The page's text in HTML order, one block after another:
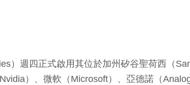
）週四正式啟用其位於加州矽谷聖荷西（
）、微軟（Microsoft）、亞德諾（